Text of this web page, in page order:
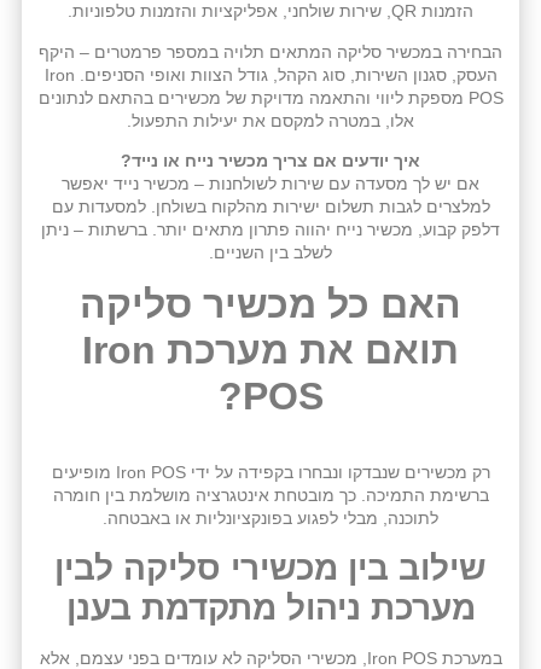
הזמנות QR, שירות שולחני, אפליקציות והזמנות טלפוניות.
הבחירה במכשיר סליקה המתאים תלויה במספר פרמטרים – היקף
העסק, סגנון השירות, סוג הקהל, גודל הצוות ואופי הסניפים. Iron
POS מספקת ליווי והתאמה מדויקת של מכשירים בהתאם לנתונים
אלו, במטרה למקסם את יעילות התפעול.
איך יודעים אם צריך מכשיר נייח או נייד?
אם יש לך מסעדה עם שירות לשולחנות – מכשיר נייד יאפשר
למלצרים לגבות תשלום ישירות מהלקוח בשולחן. למסעדות עם
דלפק קבוע, מכשיר נייח יהווה פתרון מתאים יותר. ברשתות – ניתן
לשלב בין השניים.
האם כל מכשיר סליקה
תואם את מערכת Iron
POS?
רק מכשירים שנבדקו ונבחרו בקפידה על ידי Iron POS מופיעים
ברשימת התמיכה. כך מובטחת אינטגרציה מושלמת בין חומרה
לתוכנה, מבלי לפגוע בפונקציונליות או באבטחה.
שילוב בין מכשירי סליקה לבין
מערכת ניהול מתקדמת בענן
במערכת Iron POS, מכשירי הסליקה לא עומדים בפני עצמם, אלא